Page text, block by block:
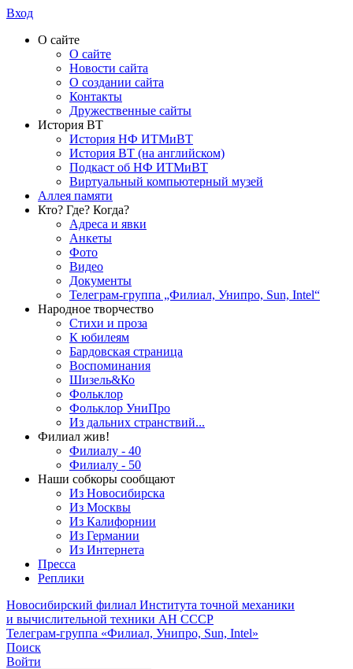
Вход
О сайте
О сайте
Новости сайта
О создании сайта
Контакты
Дружественные сайты
История ВТ
История НФ ИТМиВТ
История ВТ (на английском)
Подкаст об НФ ИТМиВТ
Виртуальный компьютерный музей
Аллея памяти
Кто? Где? Когда?
Адреса и явки
Анкеты
Фото
Видео
Документы
Телеграм-группа „Филиал, Унипро, Sun, Intel“
Народное творчество
Стихи и проза
К юбилеям
Бардовская страница
Воспоминания
Шизель&Ко
Фольклор
Фольклор УниПро
Из дальних странствий...
Филиал жив!
Филиалу - 40
Филиалу - 50
Наши собкоры сообщают
Из Новосибирска
Из Москвы
Из Калифорнии
Из Германии
Из Интернета
Пресса
Реплики
Новосибирский филиал Института точной механики
и вычислительной техники АН СССР
Телеграм-группа «Филиал, Унипро, Sun, Intel»
Поиск
Войти